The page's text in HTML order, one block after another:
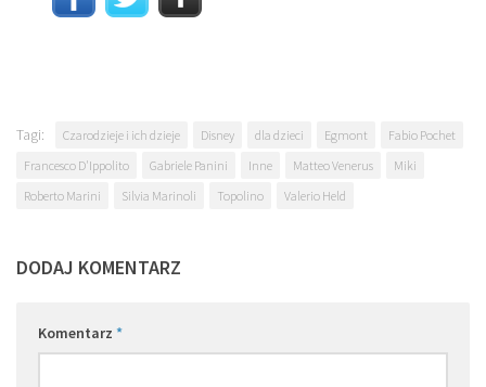
Tagi: Czarodzieje i ich dzieje Disney dla dzieci Egmont
Fabio Pochet
Francesco D'Ippolito
Gabriele Panini Inne Matteo Venerus
Miki
Roberto Marini
Silvia Marinoli Topolino Valerio Held
DODAJ KOMENTARZ
Komentarz *